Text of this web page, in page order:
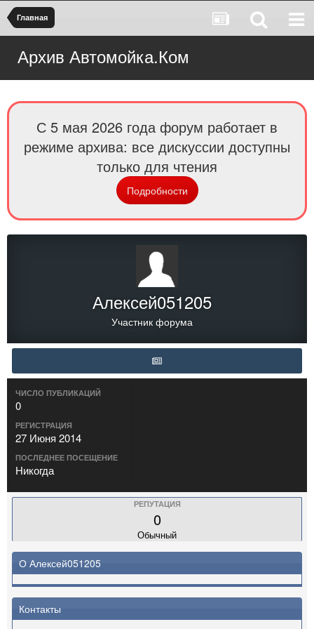
Главная
Архив Автомойка.Ком
С 5 мая 2026 года форум работает в
режиме архива: все дискуссии доступны
только для чтения
Подробности
Алексей051205
Участник форума
ЧИСЛО ПУБЛИКАЦИЙ
0
РЕГИСТРАЦИЯ
27 Июня 2014
ПОСЛЕДНЕЕ ПОСЕЩЕНИЕ
Никогда
РЕПУТАЦИЯ
0
Обычный
О Алексей051205
Контакты